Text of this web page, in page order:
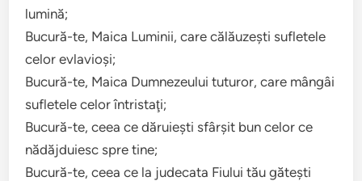
lumină;
Bucură-te, Maica Luminii, care călăuzeşti sufletele
celor evlavioşi;
Bucură-te, Maica Dumnezeului tuturor, care mângâi
sufletele celor întristaţi;
Bucură-te, ceea ce dăruieşti sfârşit bun celor ce
nădăjduiesc spre tine;
Bucură-te, ceea ce la judecata Fiului tău găteşti